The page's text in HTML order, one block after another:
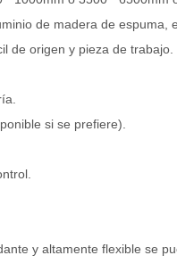
de madera de espuma,
de origen y pieza de trabajo.
si se prefiere).
y altamente flexible se